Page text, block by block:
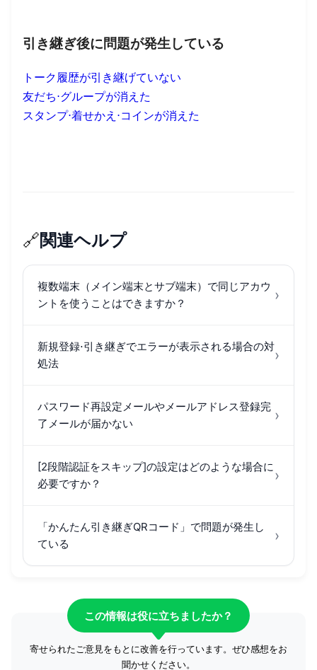
引き継ぎ後に問題が発生している
トーク履歴が引き継げていない
友だち⋅グループが消えた
スタンプ⋅着せかえ⋅コインが消えた
🔗関連ヘルプ
複数端末（メイン端末とサブ端末）で同じアカウ
ントを使うことはできますか？
›
新規登録⋅引き継ぎでエラーが表示される場合の対
処法
›
パスワード再設定メールやメールアドレス登録完
了メールが届かない
›
[2段階認証をスキップ]の設定はどのような場合に
必要ですか？
›
「かんたん引き継ぎQRコード」で問題が発生し
ている
›
この情報は役に立ちましたか？
寄せられたご意見をもとに改善を行っています。ぜひ感想をお
聞かせください。